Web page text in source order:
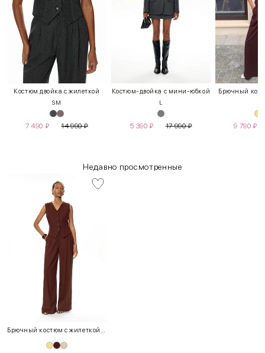
Костюм двойка с жилеткой
SM
7 490 ₽ 14 990₽
Костюм-двойка с мини-юбкой
L
5 390 ₽ 17 990₽
Брючный
9 790 ₽
Недавно просмотренные
Брючный костюм с жилеткой (2)
RUS
40-42